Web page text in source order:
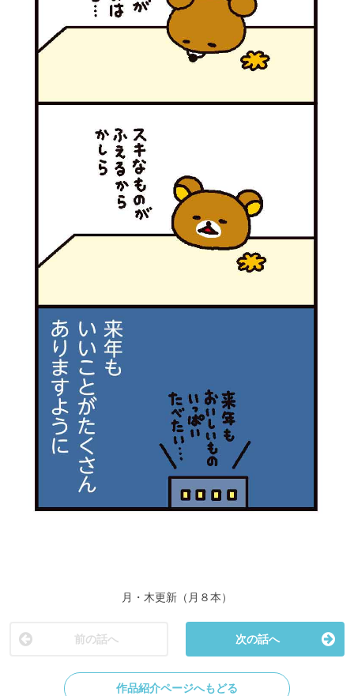
月・木更新（月８本）
前の話へ 次の話へ
作品紹介ページへもどる